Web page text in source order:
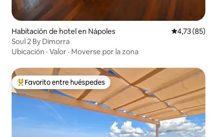
Habitación de hotel en Nápoles Calificación
4,73 (85)
Soul 2 By Dimorra
Ubicación · Valor · Moverse por la zona
Favorito entre los huéspedes más destacados
Favorito entre huéspedes